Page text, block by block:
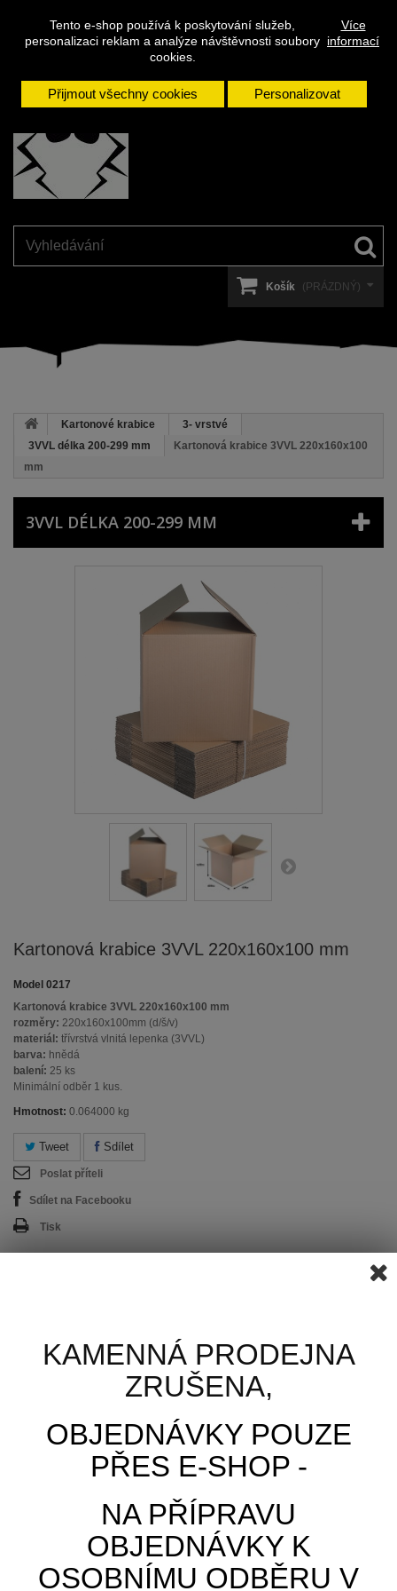
Tento e-shop používá k poskytování služeb,
personalizaci reklam a analýze návštěvnosti soubory
cookies.
Více
informací
Přijmout všechny cookies Personalizovat
Kontakt
Přihlásit se
Napište
nám
Košík (PRÁZDNÝ)
Kartonové krabice
3- vrstvé
3VVL délka 200-299 mm
Kartonová krabice 3VVL 220x160x100
mm
3VVL DÉLKA 200-299 MM
Kartonová krabice 3VVL 220x160x100 mm
Model 0217
Kartonová krabice 3VVL 220x160x100 mm
rozměry: 220x160x100mm (d/š/v)
materiál: třívrstvá vlnitá lepenka (3VVL)
barva: hnědá
balení: 25 ks
Minimální odběr 1 kus.
Hmotnost: 0.064000 kg
Tweet Sdílet
Poslat příteli
Sdílet na Facebooku
Tisk
6,05 Kčs DPH
VÍCE INFORMACÍ
KAMENNÁ PRODEJNA
ZRUŠENA,
OBJEDNÁVKY POUZE
PŘES E-SHOP -
NA PŘÍPRAVU
OBJEDNÁVKY K
OSOBNÍMU ODBĚRU V